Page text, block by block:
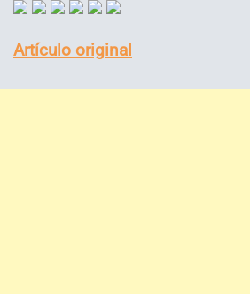
Artículo original